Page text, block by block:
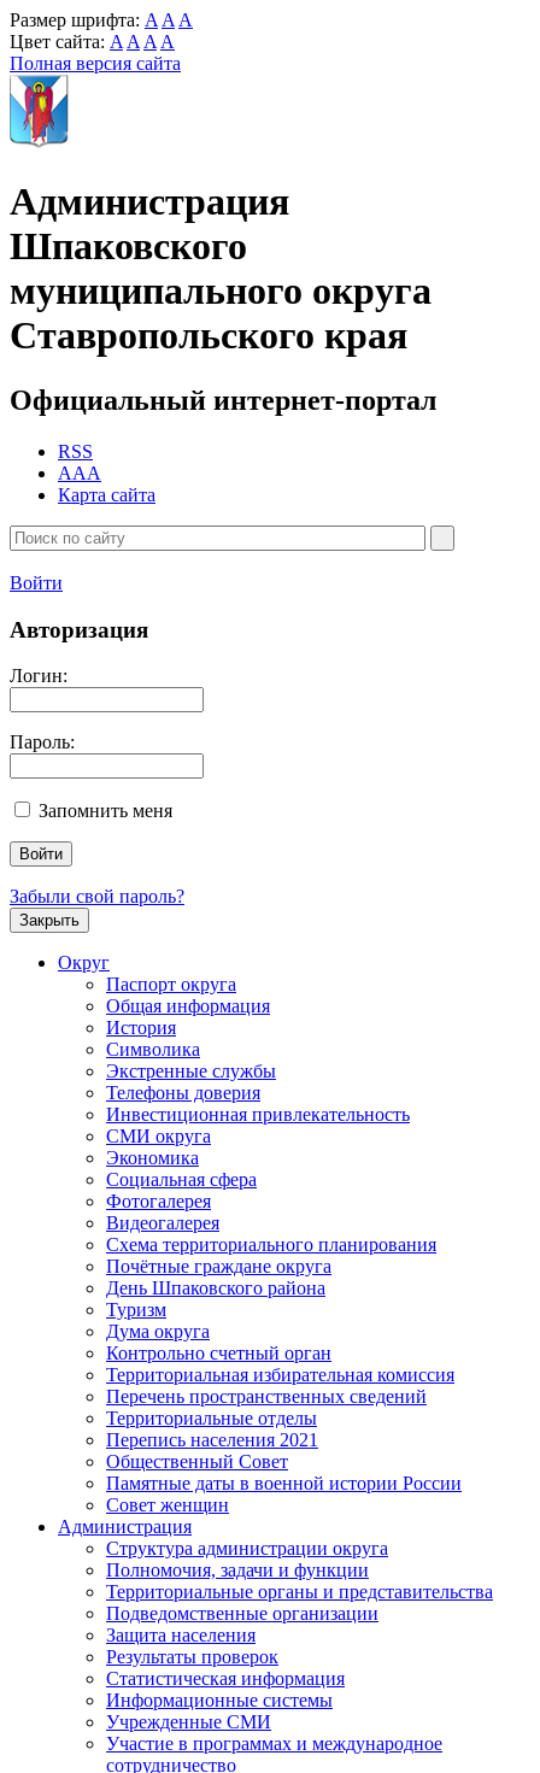
Размер шрифта: A A A
Цвет сайта: A A A A
Полная версия сайта
Администрация
Шпаковского
муниципального округа
Ставропольского края
Официальный интернет-портал
RSS
AAA
Карта сайта
Войти
Авторизация
Логин:
Пароль:
Запомнить меня
Забыли свой пароль?
Закрыть
Округ
Паспорт округа
Общая информация
История
Символика
Экстренные службы
Телефоны доверия
Инвестиционная привлекательность
СМИ округа
Экономика
Социальная сфера
Фотогалерея
Видеогалерея
Схема территориального планирования
Почётные граждане округа
День Шпаковского района
Туризм
Дума округа
Контрольно счетный орган
Территориальная избирательная комиссия
Перечень пространственных сведений
Территориальные отделы
Перепись населения 2021
Общественный Совет
Памятные даты в военной истории России
Совет женщин
Администрация
Структура администрации округа
Полномочия, задачи и функции
Территориальные органы и представительства
Подведомственные организации
Защита населения
Результаты проверок
Статистическая информация
Информационные системы
Учрежденные СМИ
Участие в программах и международное
сотрудничество